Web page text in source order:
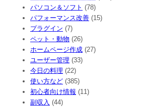
パソコン＆ソフト (78)
パフォーマンス改善 (15)
プラグイン (7)
ペット・動物 (26)
ホームページ作成 (27)
ユーザー管理 (33)
今日の料理 (22)
使い方など (385)
初心者向け情報 (11)
副収入 (44)